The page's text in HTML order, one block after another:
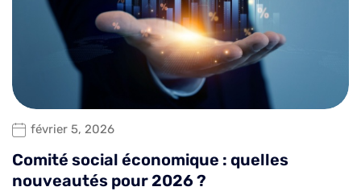
février 5, 2026
Comité social économique : quelles
nouveautés pour 2026 ?